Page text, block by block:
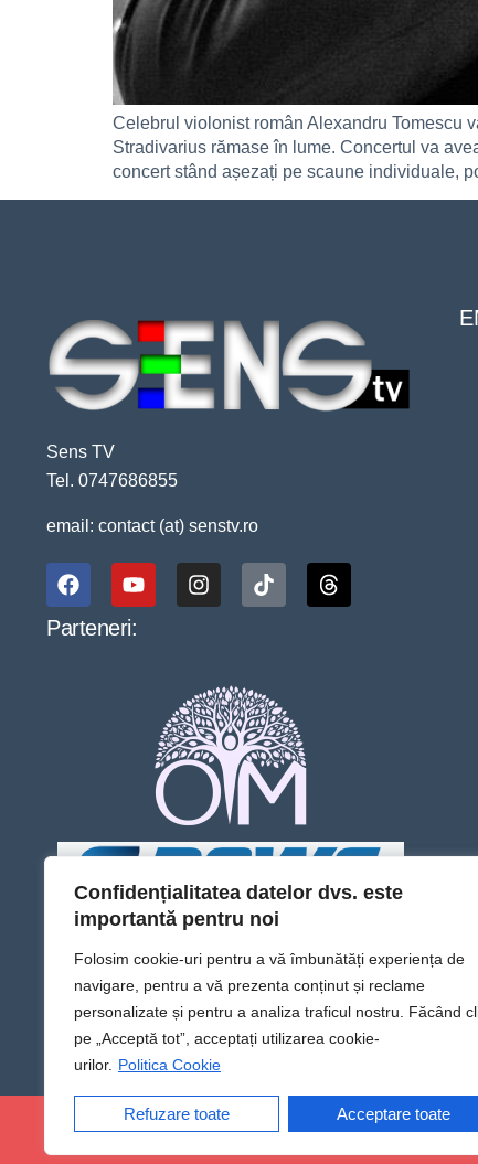
Confidențialitatea datelor dvs. este
importantă pentru noi
Folosim cookie-uri pentru a vă îmbunătăți experiența de
navigare, pentru a vă prezenta conținut și reclame
personalizate și pentru a analiza traficul nostru. Făcând
pe „Acceptă tot”, acceptați utilizarea cookie-
urilor. Politica Cookie
Refuzare toate Acceptare toate
Celebrul violonist român Alexandru Tomescu
Stradivarius rămase în lume. Concertul va
concert stând așezați pe scaune individuale,
Sens TV
Tel. 0747686855
email: contact (at) senstv.ro
Parteneri:
@Sens TV | Dă sens omului din tine!